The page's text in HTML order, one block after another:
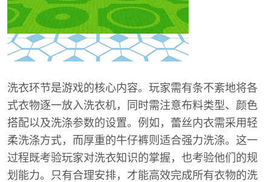
洗衣环节是游戏的核心内容。玩家需有条不紊地将各
式衣物逐一放入洗衣机，同时需注意布料类型、颜色
搭配以及洗涤参数的设置。例如，蕾丝内衣需采用轻
柔洗涤方式，而厚重的牛仔裤则适合强力洗涤。这一
过程既考验玩家对洗衣知识的掌握，也考验他们的规
划能力。只有合理安排，才能高效完成所有衣物的洗